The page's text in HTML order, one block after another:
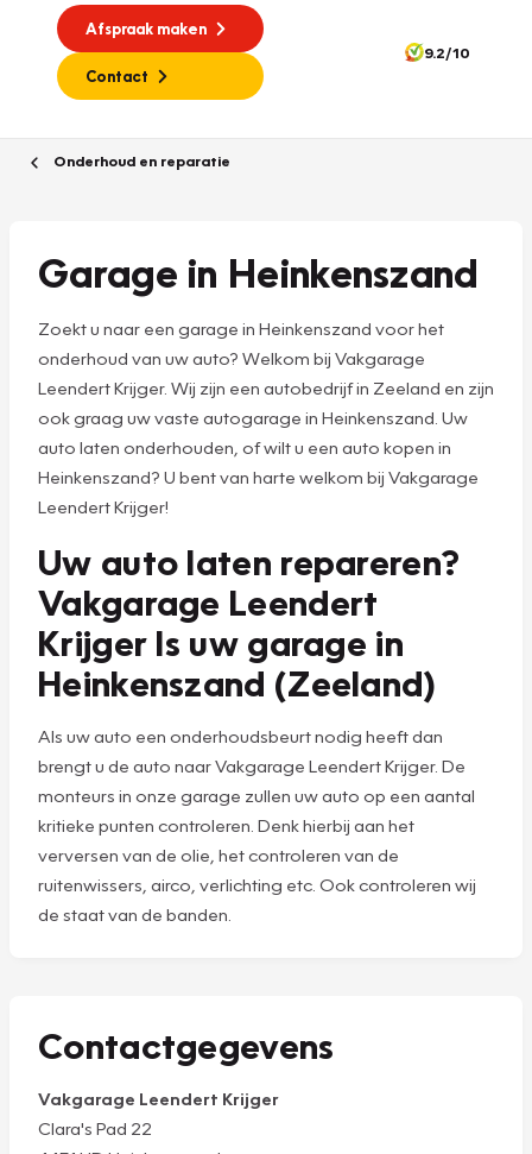
Afspraak maken
Contact
9.2/10
Onderhoud en reparatie
Garage in Heinkenszand
Zoekt u naar een garage in Heinkenszand voor het
onderhoud van uw auto? Welkom bij Vakgarage
Leendert Krijger. Wij zijn een autobedrijf in Zeeland en zijn
ook graag uw vaste autogarage in Heinkenszand. Uw
auto laten onderhouden, of wilt u een auto kopen in
Heinkenszand? U bent van harte welkom bij Vakgarage
Leendert Krijger!
Uw auto laten repareren?
Vakgarage Leendert
Krijger Is uw garage in
Heinkenszand (Zeeland)
Als uw auto een onderhoudsbeurt nodig heeft dan
brengt u de auto naar Vakgarage Leendert Krijger. De
monteurs in onze garage zullen uw auto op een aantal
kritieke punten controleren. Denk hierbij aan het
verversen van de olie, het controleren van de
ruitenwissers, airco, verlichting etc. Ook controleren wij
de staat van de banden.
Contactgegevens
Vakgarage Leendert Krijger
Clara's Pad 22